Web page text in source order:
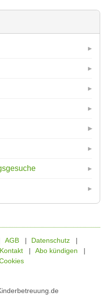
AGB
Datenschutz
Kontakt
Abo kündigen